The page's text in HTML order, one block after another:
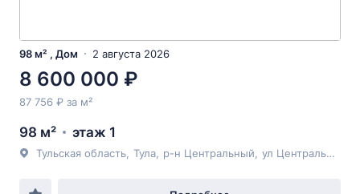
98 м² , Дом 2 августа 2026
8 600 000 ₽
87 756 ₽ за м²
98 м² этаж 1
Тульская область Тула р-н Центральный ул Центральная